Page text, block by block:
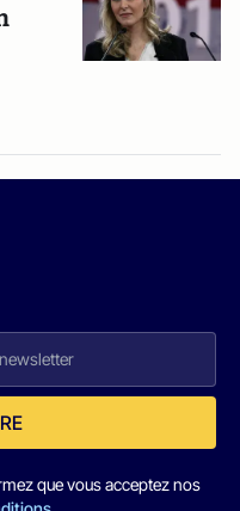
que vous acceptez nos